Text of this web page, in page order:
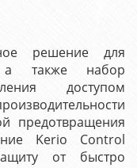
решение для
а также набор
доступом
предотвращения
Kerio Control
от быстро